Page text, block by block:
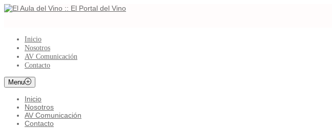
Inicio
Nosotros
AV Comunicación
Contacto
Menu
Inicio
Nosotros
AV Comunicación
Contacto